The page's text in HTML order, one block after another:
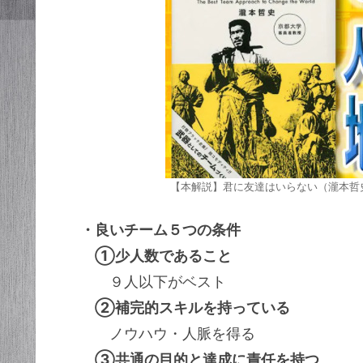
【本解説】君に友達はいらない（瀧本
・良いチーム５つの条件
①少人数であること
９人以下がベスト
②補完的スキルを持っている
ノウハウ・人脈を得る
③共通の目的と達成に責任を持つ